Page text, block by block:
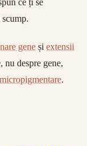
gene și extensii
nu despre gene,
.